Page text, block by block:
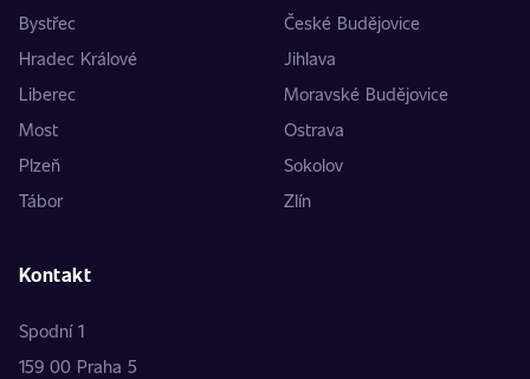
Bystřec
České Budějovice
Hradec Králové
Jihlava
Liberec
Moravské Budějovice
Most
Ostrava
Plzeň
Sokolov
Tábor
Zlín
Kontakt
Spodní 1
159 00 Praha 5